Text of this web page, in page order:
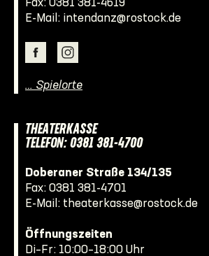
Fax: 0381 381-4619
E-Mail: intendanz@rostock.de
… Spielorte
THEATERKASSE
TELEFON: 0381 381-4700
Doberaner Straße 134/135
Fax: 0381 381-4701
E-Mail: theaterkasse@rostock.de
Öffnungszeiten
Di–Fr: 10:00–18:00 Uhr